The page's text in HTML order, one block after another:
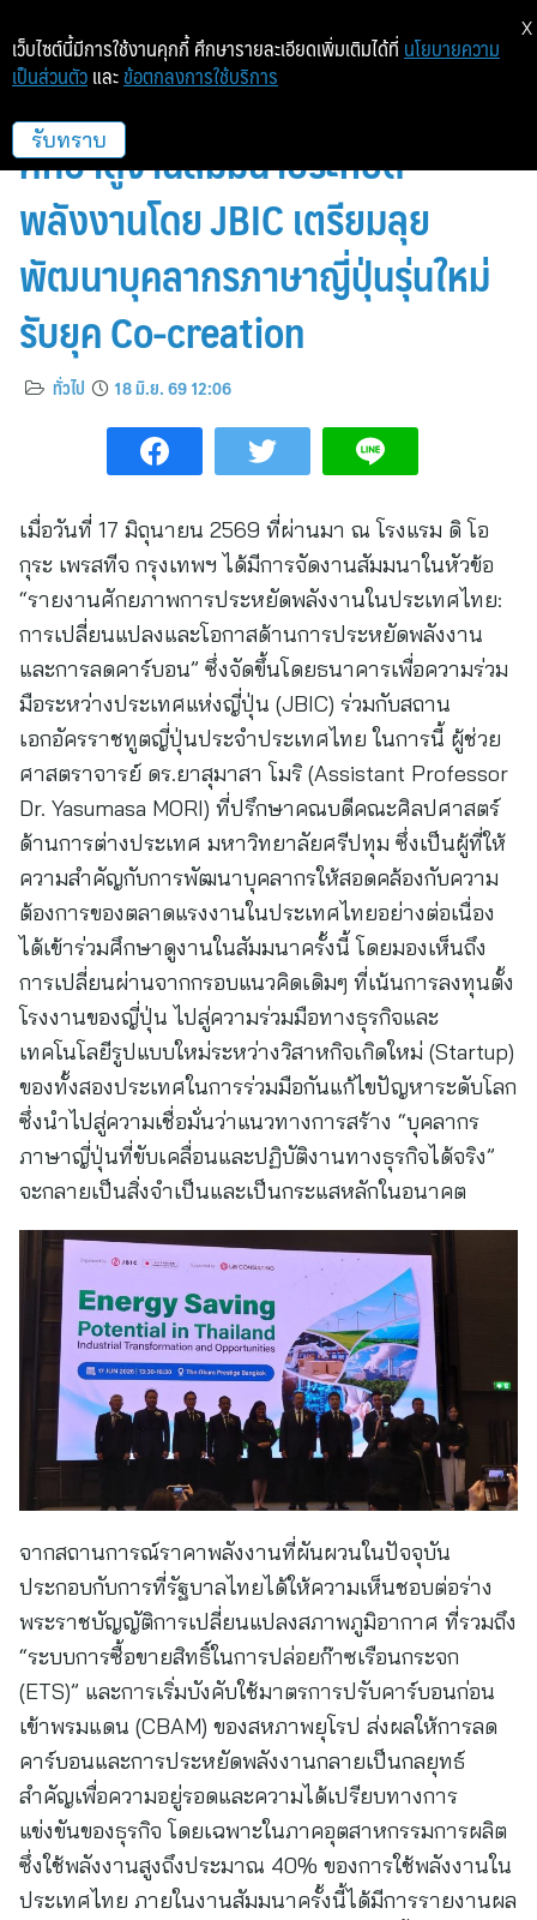
คณะศิลปศาสตร์ ม.ศรีปทุม ร่วม
ศึกษาดูงานสัมมนาประหยัด
พลังงานโดย JBIC เตรียมลุย
พัฒนาบุคลากรภาษาญี่ปุ่นรุ่นใหม่
รับยุค Co-creation
ทั่วไป 18 มิ.ย. 69 12:06
เมื่อวันที่ 17 มิถุนายน 2569 ที่ผ่านมา ณ โรงแรม ดิ โอ
กุระ เพรสทีจ กรุงเทพฯ ได้มีการจัดงานสัมมนาในหัวข้อ
“รายงานศักยภาพการประหยัดพลังงานในประเทศไทย:
การเปลี่ยนแปลงและโอกาสด้านการประหยัดพลังงาน
และการลดคาร์บอน” ซึ่งจัดขึ้นโดยธนาคารเพื่อความร่วม
มือระหว่างประเทศแห่งญี่ปุ่น (JBIC) ร่วมกับสถาน
เอกอัครราชทูตญี่ปุ่นประจำประเทศไทย ในการนี้ ผู้ช่วย
ศาสตราจารย์ ดร.ยาสุมาสา โมริ (Assistant Professor
Dr. Yasumasa MORI) ที่ปรึกษาคณบดีคณะศิลปศาสตร์
ด้านการต่างประเทศ มหาวิทยาลัยศรีปทุม ซึ่งเป็นผู้ที่ให้
ความสำคัญกับการพัฒนาบุคลากรให้สอดคล้องกับความ
ต้องการของตลาดแรงงานในประเทศไทยอย่างต่อเนื่อง
ได้เข้าร่วมศึกษาดูงานในสัมมนาครั้งนี้ โดยมองเห็นถึง
การเปลี่ยนผ่านจากกรอบแนวคิดเดิมๆ ที่เน้นการลงทุนตั้ง
โรงงานของญี่ปุ่น ไปสู่ความร่วมมือทางธุรกิจและ
เทคโนโลยีรูปแบบใหม่ระหว่างวิสาหกิจเกิดใหม่ (Startup)
ของทั้งสองประเทศในการร่วมมือกันแก้ไขปัญหาระดับโลก
ซึ่งนำไปสู่ความเชื่อมั่นว่าแนวทางการสร้าง “บุคลากร
ภาษาญี่ปุ่นที่ขับเคลื่อนและปฏิบัติงานทางธุรกิจได้จริง”
จะกลายเป็นสิ่งจำเป็นและเป็นกระแสหลักในอนาคต
จากสถานการณ์ราคาพลังงานที่ผันผวนในปัจจุบัน
ประกอบกับการที่รัฐบาลไทยได้ให้ความเห็นชอบต่อร่าง
พระราชบัญญัติการเปลี่ยนแปลงสภาพภูมิอากาศ ที่รวมถึง
“ระบบการซื้อขายสิทธิ์ในการปล่อยก๊าซเรือนกระจก
(ETS)” และการเริ่มบังคับใช้มาตรการปรับคาร์บอนก่อน
เข้าพรมแดน (CBAM) ของสหภาพยุโรป ส่งผลให้การลด
คาร์บอนและการประหยัดพลังงานกลายเป็นกลยุทธ์
สำคัญเพื่อความอยู่รอดและความได้เปรียบทางการ
แข่งขันของธุรกิจ โดยเฉพาะในภาคอุตสาหกรรมการผลิต
ซึ่งใช้พลังงานสูงถึงประมาณ 40% ของการใช้พลังงานใน
ประเทศไทย ภายในงานสัมมนาครั้งนี้ได้มีการรายงานผล
เว็บไซต์นี้มีการใช้งานคุกกี้ ศึกษารายละเอียดเพิ่มเติมได้ที่ นโยบายความ
เป็นส่วนตัว และ ข้อตกลงการใช้บริการ
รับทราบ
X